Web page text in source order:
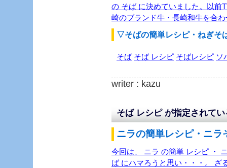
の そば に決めていました。以前
崎のブランド牛・長崎和牛を合
▽そばの簡単レシピ・ねぎそ
そば そば レシピ そばレシピ ソ
writer : kazu
そば レシピ が指定されて
ニラの簡単レシピ・ニ
今回は、 ニラ の簡単 レシピ ・
ば にハマろうと思い・・・。 ざ